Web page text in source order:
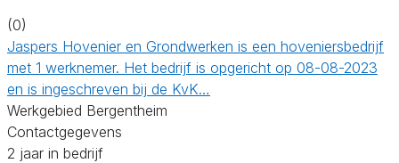
(0)
Jaspers Hovenier en Grondwerken is een hoveniersbedrijf
met 1 werknemer. Het bedrijf is opgericht op 08-08-2023
en is ingeschreven bij de KvK…
Werkgebied Bergentheim
Contactgegevens
2 jaar in bedrijf